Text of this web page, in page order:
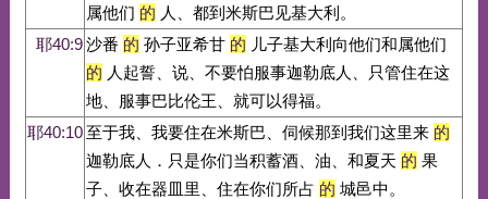
属他们 的 人、都到米斯巴见基大利。
耶40:9沙番 的 孙子亚希甘 的 儿子基大利向他们和属他们
的 人起誓、说、不要怕服事迦勒底人、只管住在这
地、服事巴比伦王、就可以得福。
耶40:10至于我、我要住在米斯巴、伺候那到我们这里来 的
迦勒底人．只是你们当积蓄酒、油、和夏天 的 果
子、收在器皿里、住在你们所占 的 城邑中。